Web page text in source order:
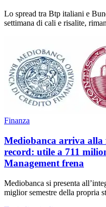
Lo spread tra Btp italiani e
settimana di cali e risalite,
Finanza
Mediobanca arriva alla
record: utile a 711
Management frena
Mediobanca si presenta
miglior semestre della propria